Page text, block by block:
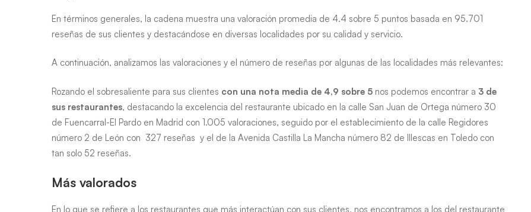
En términos generales, la cadena muestra una valoración promedia de 4.4 sobre 5 puntos basada en 95.701
reseñas de sus clientes y destacándose en diversas localidades por su calidad y servicio.
A continuación, analizamos las valoraciones y el número de reseñas por algunas de las localidades más relevantes:
Rozando el sobresaliente para sus clientes con una nota media de 4,9 sobre 5 nos podemos encontrar a 3 de
sus restaurantes, destacando la excelencia del restaurante ubicado en la calle San Juan de Ortega número 30
de Fuencarral-El Pardo en Madrid con 1.005 valoraciones, seguido por el establecimiento de la calle Regidores
número 2 de León con 327 reseñas y el de la Avenida Castilla La Mancha número 82 de Illescas en Toledo con
tan solo 52 reseñas.
Más valorados
En lo que se refiere a los restaurantes que más interactúan con sus clientes, nos encontramos a los del restaurante